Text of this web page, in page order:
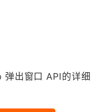
出窗口 API的详细